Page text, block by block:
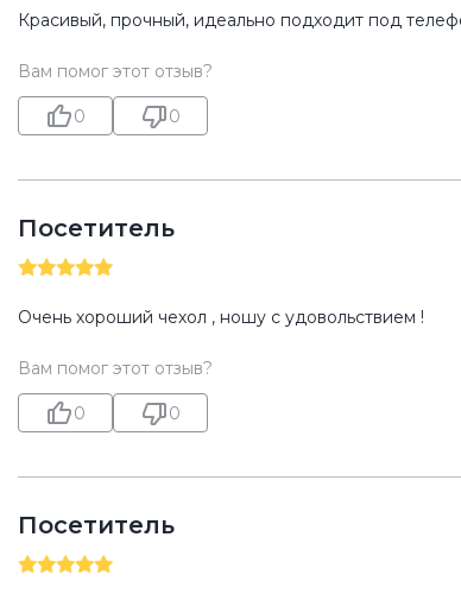
Красивый, прочный, идеально подходит под
Вам помог этот отзыв?
0 0
Посетитель
Очень хороший чехол , ношу с удовольствием !
Вам помог этот отзыв?
0 0
Посетитель